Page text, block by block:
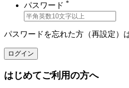
パスワード *
パスワードを忘れた方（再設定）
ログイン
はじめてご利用の方へ